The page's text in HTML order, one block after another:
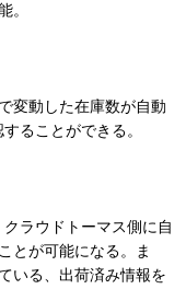
。
変動した在庫数が自動
ることができる。
ラウドトーマス側に自
とが可能になる。ま
いる、出荷済み情報を